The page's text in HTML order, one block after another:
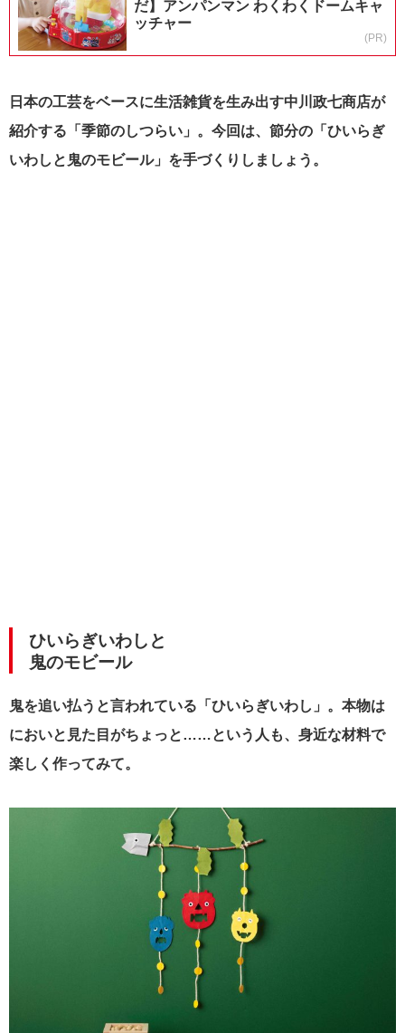
だ】アンパンマン わくわくドームキャ
ッチャー
(PR)
日本の工芸をベースに生活雑貨を生み出す中川政七商店が
紹介する「季節のしつらい」。今回は、節分の「ひいらぎ
いわしと鬼のモビール」を手づくりしましょう。
ひいらぎいわしと
鬼のモビール
鬼を追い払うと言われている「ひいらぎいわし」。本物は
においと見た目がちょっと……という人も、身近な材料で
楽しく作ってみて。